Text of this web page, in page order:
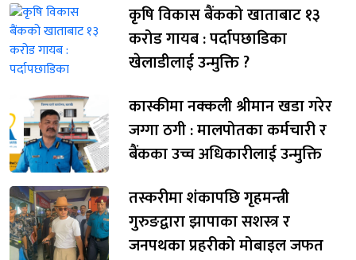
कृषि विकास बैंकको खाताबाट १३
करोड गायब : पर्दापछाडिका
खेलाडीलाई उन्मुक्ति ?
कास्कीमा नक्कली श्रीमान खडा गरेर
जग्गा ठगी : मालपोतका कर्मचारी र
बैंकका उच्च अधिकारीलाई उन्मुक्ति
तस्करीमा शंकापछि गृहमन्त्री
गुरुङद्वारा झापाका सशस्त्र र
जनपथका प्रहरीको मोबाइल जफत